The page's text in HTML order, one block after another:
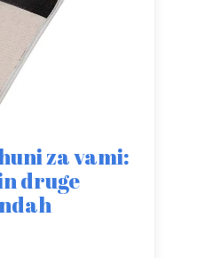
za vami:
druge